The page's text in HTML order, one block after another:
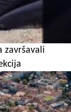
završavali